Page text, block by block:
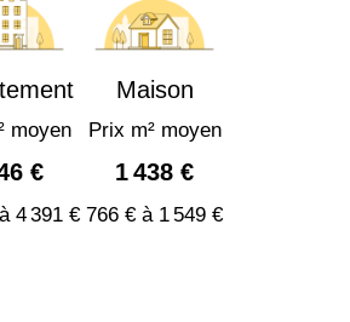
moyen
€
4 391 €
Maison
Prix m² moyen
1 438 €
766 € à 1 549 €